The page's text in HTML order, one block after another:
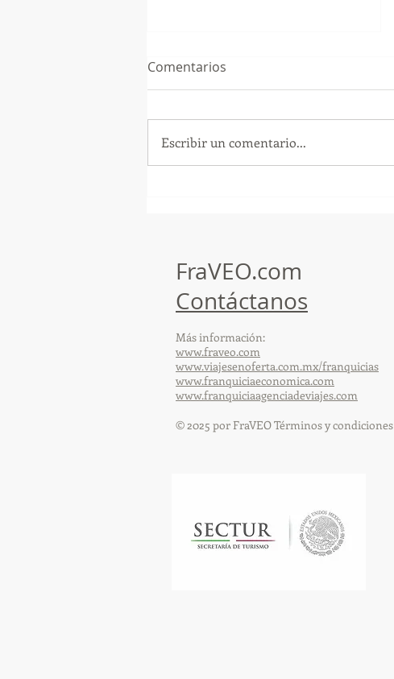
Comentarios
Escribir un comentario...
FraVEO.com
Contáctanos
Más información:
www.fraveo.com
www.viajesenoferta.com.mx/franquicias
www.franquiciaeconomica.com
www.franquiciaagenciadeviajes.com
© 2025 por FraVEO Términos y condiciones